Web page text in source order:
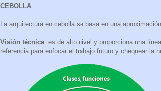
CEBOLLA
La arquitectura en cebolla se basa en una
Visión técnica: es de alto nivel y proporciona una
referencia para enfocar el trabajo futuro y chequear la